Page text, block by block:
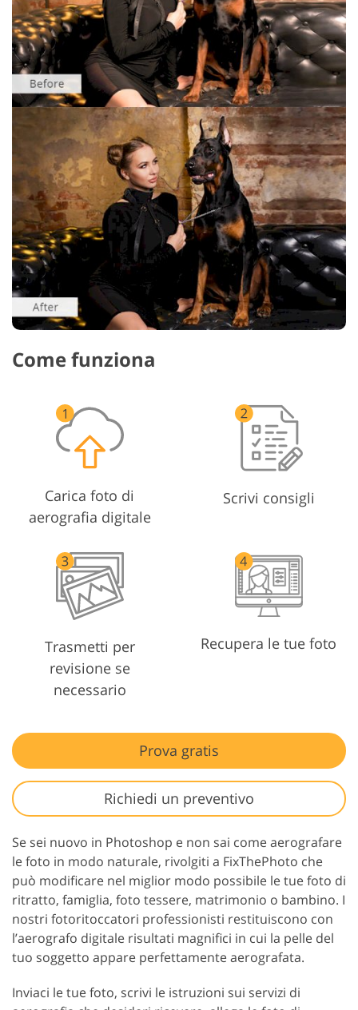
Come funziona
Carica foto di
aerografia digitale
Scrivi consigli
Trasmetti per
revisione se
necessario
Recupera le tue foto
Prova gratis
Richiedi un preventivo
Se sei nuovo in Photoshop e non sai come aerografare
le foto in modo naturale, rivolgiti a FixThePhoto che
può modificare nel miglior modo possibile le tue foto di
ritratto, famiglia, foto tessere, matrimonio o bambino. I
nostri fotoritoccatori professionisti restituiscono con
l’aerografo digitale risultati magnifici in cui la pelle del
tuo soggetto appare perfettamente aerografata.
Inviaci le tue foto, scrivi le istruzioni sui servizi di